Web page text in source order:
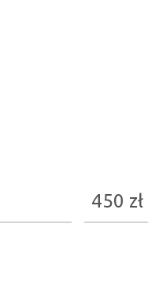
450 zł